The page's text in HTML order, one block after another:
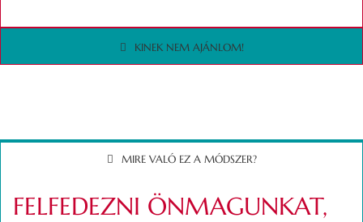
KINEK NEM AJÁNLOM!
MIRE VALÓ EZ A MÓDSZER?
FELFEDEZNI ÖNMAGUNKAT,